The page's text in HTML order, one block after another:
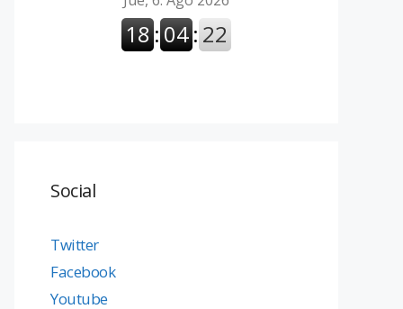
Social
Twitter
Facebook
Youtube